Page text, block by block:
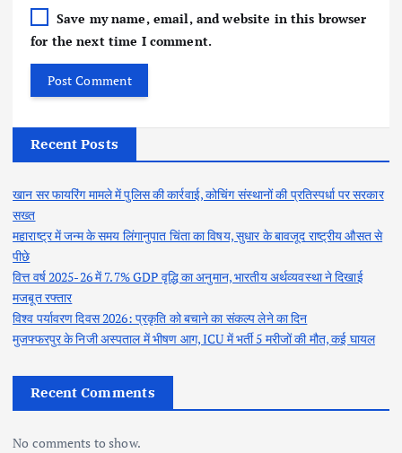
Save my name, email, and website in this browser
for the next time I comment.
Recent Posts
खान सर फायरिंग मामले में पुलिस की कार्रवाई, कोचिंग संस्थानों की प्रतिस्पर्धा पर सरकार
सख्त
महाराष्ट्र में जन्म के समय लिंगानुपात चिंता का विषय, सुधार के बावजूद राष्ट्रीय औसत से
पीछे
वित्त वर्ष 2025-26 में 7.7% GDP वृद्धि का अनुमान, भारतीय अर्थव्यवस्था ने दिखाई
मजबूत रफ्तार
विश्व पर्यावरण दिवस 2026: प्रकृति को बचाने का संकल्प लेने का दिन
मुजफ्फरपुर के निजी अस्पताल में भीषण आग, ICU में भर्ती 5 मरीजों की मौत, कई घायल
Recent Comments
No comments to show.